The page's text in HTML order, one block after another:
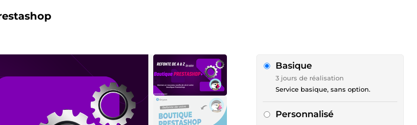
Basique
3 jours de réalisation
Service basique, sans option.
Personnalisé